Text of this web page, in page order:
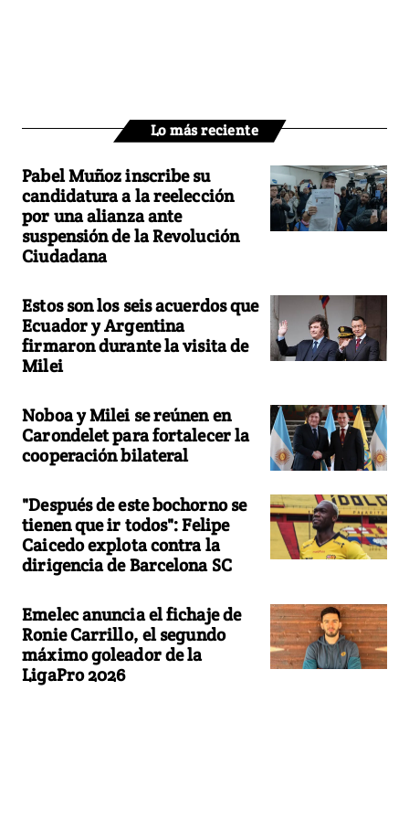
Lo más reciente
Pabel Muñoz inscribe su
candidatura a la reelección
por una alianza ante
suspensión de la Revolución
Ciudadana
Estos son los seis acuerdos que
Ecuador y Argentina
firmaron durante la visita de
Milei
Noboa y Milei se reúnen en
Carondelet para fortalecer la
cooperación bilateral
"Después de este bochorno se
tienen que ir todos": Felipe
Caicedo explota contra la
dirigencia de Barcelona SC
Emelec anuncia el fichaje de
Ronie Carrillo, el segundo
máximo goleador de la
LigaPro 2026